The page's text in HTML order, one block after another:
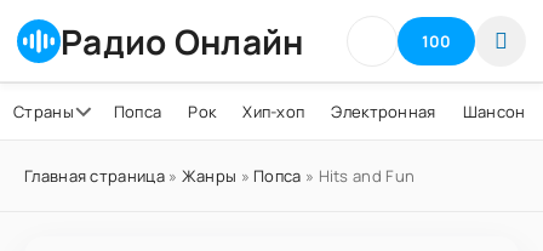
Радио Онлайн 100
Страны Попса Рок Хип-хоп Электронная Шансон
Главная страница» Жанры » Попса » Hits and Fun